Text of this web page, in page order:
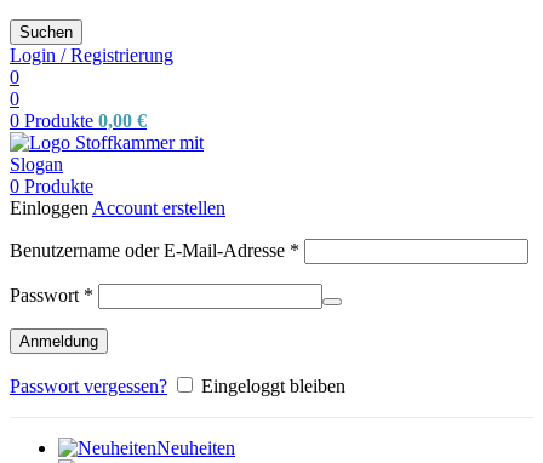
Suchen
Login / Registrierung
0
0
0 Produkte 0,00 €
0 Produkte
Einloggen Account erstellen
Benutzername oder E-Mail-Adresse *
Passwort *
Anmeldung
Passwort vergessen? Eingeloggt bleiben
Neuheiten